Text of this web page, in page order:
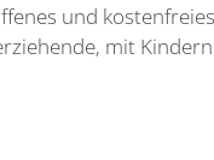
und
mit